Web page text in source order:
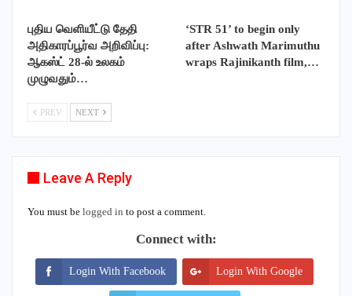
புதிய வெளியீட்டு தேதி
அதிகாரப்பூர்வ அறிவிப்பு:
ஆகஸ்ட் 28-ல் உலகம்
முழுவதும்…
‘STR 51’ to begin only
after Ashwath Marimuthu
wraps Rajinikanth film,…
PREV NEXT
Leave A Reply
You must be logged in to post a comment.
Connect with:
Login With Facebook Login With Google